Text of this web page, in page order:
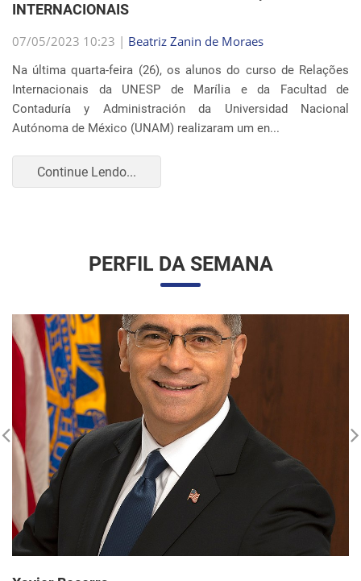
Na última quarta-feira (26), os alunos do curso de Relações
Internacionais da UNESP de Marília e da Facultad de
Contaduría y Administración da Universidad Nacional
Autónoma de México (UNAM) realizaram um en...
Continue Lendo...